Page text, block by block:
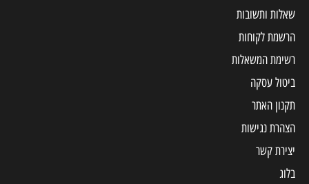
שאלות ותשובות
הרשמת לקוחות
רשימת המשאלות
ביטול עסקה
תקנון האתר
הצהרת נגישות
יצירת קשר
בלוג